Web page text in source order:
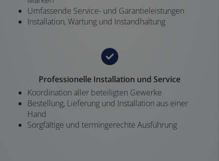
Umfassende Service- und Garantieleistungen
Installation, Wartung und Instandhaltung
Professionelle Installation und Service
Koordination aller beteiligten Gewerke
Bestellung, Lieferung und Installation aus einer
Hand
Sorgfältige und termingerechte Ausführung